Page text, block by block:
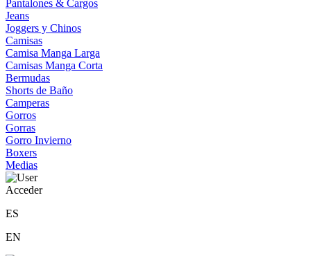
Pantalones & Cargos
Jeans
Joggers y Chinos
Camisas
Camisa Manga Larga
Camisas Manga Corta
Bermudas
Shorts de Baño
Camperas
Gorros
Gorras
Gorro Invierno
Boxers
Medias
Acceder
ES
EN